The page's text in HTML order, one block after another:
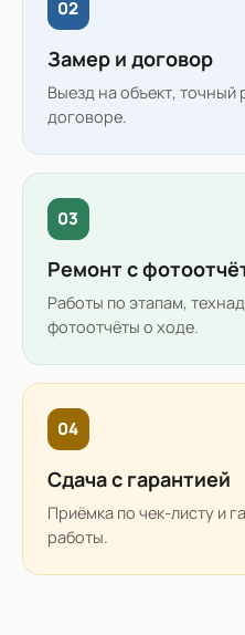
02
Замер и договор
Выезд на объект, точный
договоре.
03
Ремонт с
Работы по этапам,
фотоотчёты о ходе.
04
Сдача с гарантией
Приёмка по чек-листу и
работы.